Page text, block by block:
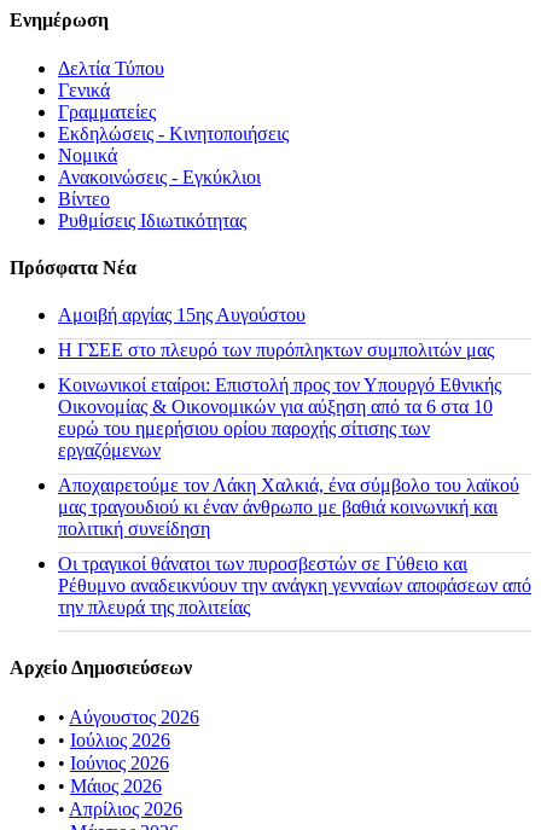
Ενημέρωση
Δελτία Τύπου
Γενικά
Γραμματείες
Εκδηλώσεις - Κινητοποιήσεις
Νομικά
Ανακοινώσεις - Εγκύκλιοι
Βίντεο
Ρυθμίσεις Ιδιωτικότητας
Πρόσφατα Νέα
Αμοιβή αργίας 15ης Αυγούστου
H ΓΣΕΕ στο πλευρό των πυρόπληκτων συμπολιτών μας
Κοινωνικοί εταίροι: Επιστολή προς τον Υπουργό Εθνικής
Οικονομίας & Οικονομικών για αύξηση από τα 6 στα 10
ευρώ του ημερήσιου ορίου παροχής σίτισης των
εργαζόμενων
Αποχαιρετούμε τον Λάκη Χαλκιά, ένα σύμβολο του λαϊκού
μας τραγουδιού κι έναν άνθρωπο με βαθιά κοινωνική και
πολιτική συνείδηση
Οι τραγικοί θάνατοι των πυροσβεστών σε Γύθειο και
Ρέθυμνο αναδεικνύουν την ανάγκη γενναίων αποφάσεων από
την πλευρά της πολιτείας
Αρχείο Δημοσιεύσεων
• Αύγουστος 2026
• Ιούλιος 2026
• Ιούνιος 2026
• Μάιος 2026
• Απρίλιος 2026